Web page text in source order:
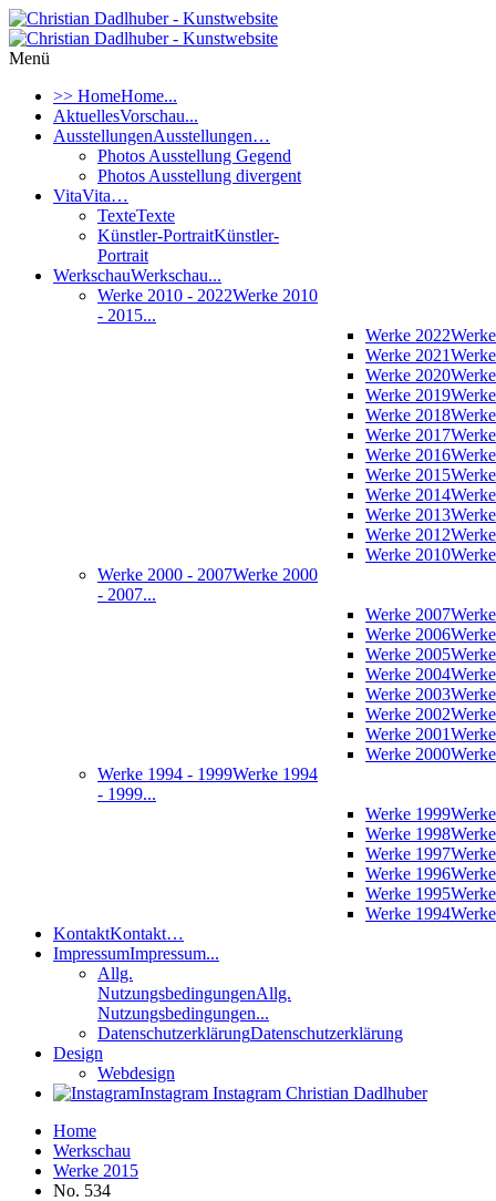
Menü
>> HomeHome...
AktuellesVorschau...
AusstellungenAusstellungen…
Photos Ausstellung Gegend
Photos Ausstellung divergent
VitaVita…
TexteTexte
Künstler-PortraitKünstler-
Portrait
WerkschauWerkschau...
Werke 2010 - 2022Werke 2010
- 2015...
Werke 2022
Werke 2021
Werke 2020
Werke 2019
Werke 2018
Werke 2017
Werke 2016
Werke 2015
Werke 2014
Werke 2013
Werke 2012
Werke 2010
Werke 2000 - 2007Werke 2000
- 2007...
Werke 2007
Werke 2006
Werke 2005
Werke 2004
Werke 2003
Werke 2002
Werke 2001
Werke 2000
Werke 1994 - 1999Werke 1994
- 1999...
Werke 1999
Werke 1998
Werke 1997
Werke 1996
Werke 1995
Werke 1994
KontaktKontakt…
ImpressumImpressum...
Allg.
NutzungsbedingungenAllg.
Nutzungsbedingungen...
DatenschutzerklärungDatenschutzerklärung
Design
Webdesign
Instagram Instagram Christian Dadlhuber
Home
Werkschau
Werke 2015
No. 534